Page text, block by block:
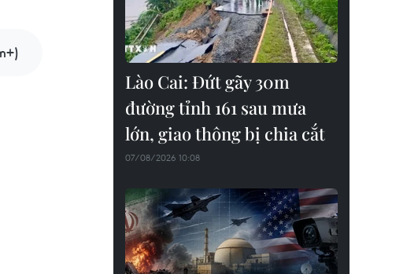
Lào Cai: Đứt gãy 30m
đường tỉnh 161 sau mưa
lớn, giao thông bị chia cắt
07/08/2026 10:08